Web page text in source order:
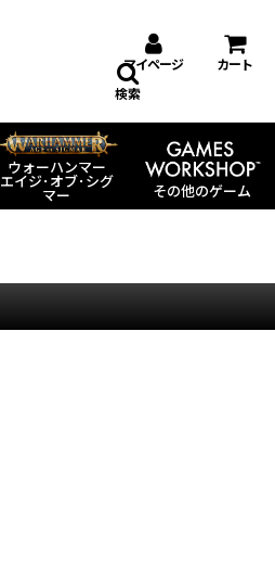
マイページ カート
ウォーハンマー
エイジ･オブ･シグ
マー その他のゲーム
検索